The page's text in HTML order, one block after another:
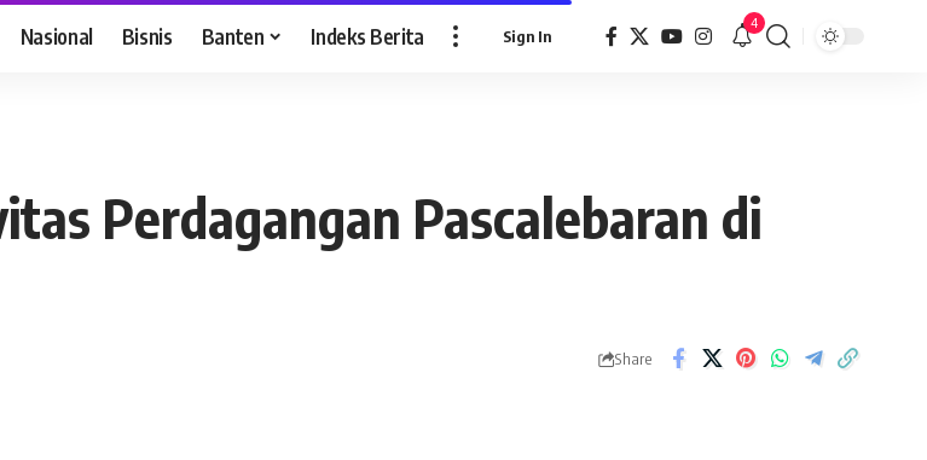
Nasional Bisnis Banten Indeks Berita Sign In
4
Perdagangan Pascalebaran di
Share